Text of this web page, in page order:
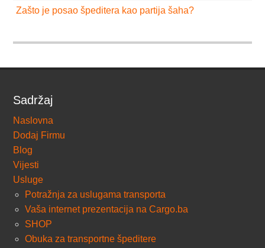
Zašto je posao špeditera kao partija šaha?
Sadržaj
Naslovna
Dodaj Firmu
Blog
Vijesti
Usluge
Potražnja za uslugama transporta
Vaša internet prezentacija na Cargo.ba
SHOP
Obuka za transportne špeditere